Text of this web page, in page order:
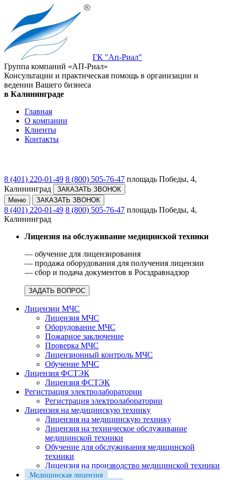
ГК "Ап-Риал"
Группа компаний «АП-Риал»
Консультации и практическая помощь в организации и
ведении Вашего бизнеса
в Калининграде
Главная
О компании
Клиенты
Контакты
8 (401) 220-01-49 8 (800) 505-76-47 площадь Победы, 4,
Калининград
ЗАКАЗАТЬ ЗВОНОК
Меню
ЗАКАЗАТЬ ЗВОНОК
8 (401) 220-01-49 8 (800) 505-76-47 площадь Победы, 4,
Калининград
Лицензия на обслуживание медицинской техники
— обучение для лицензирования
— продажа оборудования для получения лицензии
— сбор и подача документов в Росздравнадзор
ЗАДАТЬ ВОПРОС
Лицензии МЧС
Лицензия МЧС
Оборудование МЧС
Пожарное заключение
Проверка МЧС
Лицензионный контроль МЧС
Обучение МЧС
Лицензия ФСТЭК
Лицензия ФСТЭК
Регистрация электролаборатории
Регистрация электролаборатории
Лицензия на медицинскую технику
Лицензия на медицинскую технику
Лицензия на техническое обслуживание
медицинской техники
Обучение для обслуживания медицинской
техники
Лицензия на производство медицинской техники
Медицинская лицензия